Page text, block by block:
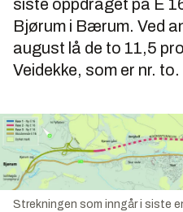
siste oppdraget på E
Bjørum i Bærum. Ved
august lå de to 11,5
Veidekke, som er nr. to.
Strekningen som inngår i siste